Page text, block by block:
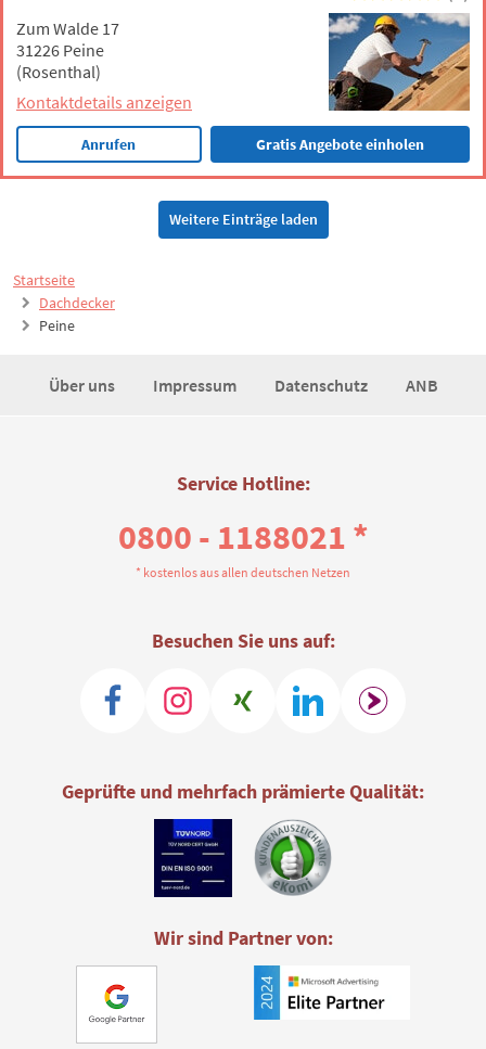
Startseite
Dachdecker
Peine
Zum Walde 17
31226 Peine
(Rosenthal)
Kontaktdetails anzeigen
Anrufen Gratis Angebote einholen
Weitere Einträge laden
Über uns Impressum Datenschutz ANB
Service Hotline:
0800 - 1188021 *
* kostenlos aus allen deutschen Netzen
Besuchen Sie uns auf:
Geprüfte und mehrfach prämierte Qualität:
Wir sind Partner von: